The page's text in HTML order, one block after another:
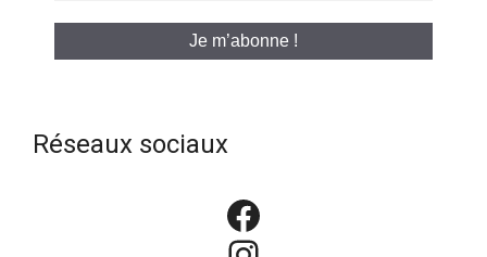
mail
Réseaux sociaux
Facebook